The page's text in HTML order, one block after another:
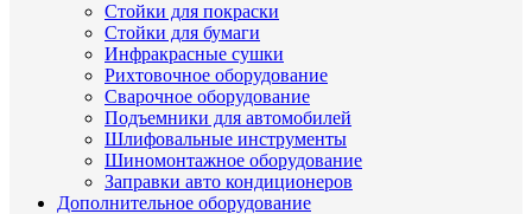
Стойки для покраски
Стойки для бумаги
Инфракрасные сушки
Рихтовочное оборудование
Сварочное оборудование
Подъемники для автомобилей
Шлифовальные инструменты
Шиномонтажное оборудование
Заправки авто кондиционеров
Дополнительное оборудование